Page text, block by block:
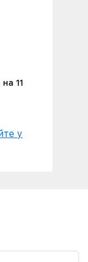
11
у